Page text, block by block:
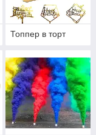
Топпер в торт